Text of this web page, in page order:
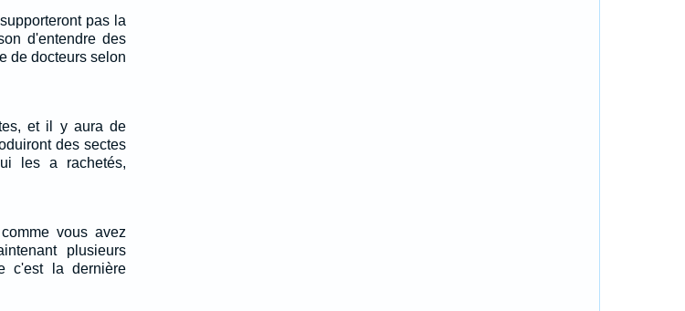
pas la
d'entendre des
de docteurs selon
et il y aura de
des sectes
les a rachetés,
vous avez
plusieurs
c'est la dernière